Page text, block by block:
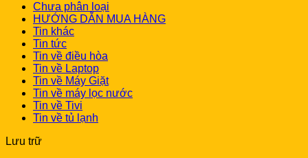
Chưa phân loại
HƯỚNG DẪN MUA HÀNG
Tin khác
Tin tức
Tin về điều hòa
Tin về Laptop
Tin về Máy Giặt
Tin về máy lọc nước
Tin về Tivi
Tin về tủ lạnh
Lưu trữ